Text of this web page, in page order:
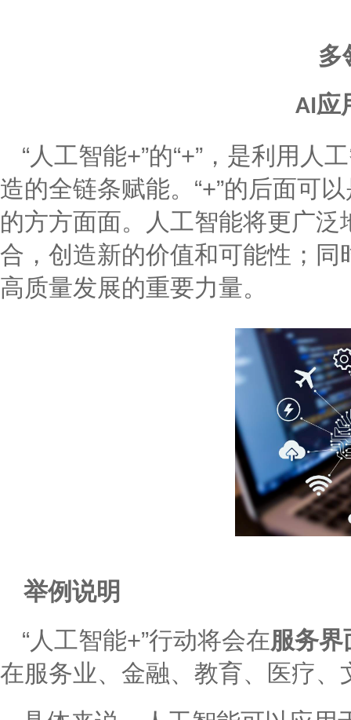
多
AI应
“人工智能+”的“+”，是利用人
造的全链条赋能。“+”的后面可
的方方面面。人工智能将更广
合，创造新的价值和可能性；
高质量发展的重要力量。
举例说明
“人工智能+”行动将会在服务界
在服务业、金融、教育、医疗